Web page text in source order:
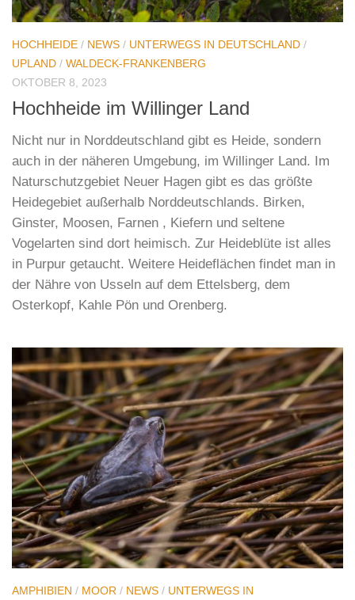
HOCHHEIDE / NEWS / UNTERWEGS IN DEUTSCHLAND /
UPLAND / WALDECK-FRANKENBERG
OKTOBER 8, 2023
Hochheide im Willinger Land
Nicht nur in Norddeutschland gibt es Heide, sondern
auch in der näheren Umgebung, im Willinger Land. Im
Naturschutzgebiet Neuer Hagen gibt es das größte
Heidegebiet außerhalb Norddeutschlands. Birken,
Ginster, Moosen, Farnen , Kiefern und seltene
Vogelarten sind dort heimisch. Zur Heideblüte ist alles
in Purpur getaucht. Weitere Heideflächen findet man in
der Nähre von Usseln auf dem Ettelsberg, dem
Osterkopf, Kahle Pön und Orenberg.
AMPHIBIEN / MOOR / NEWS / UNTERWEGS IN